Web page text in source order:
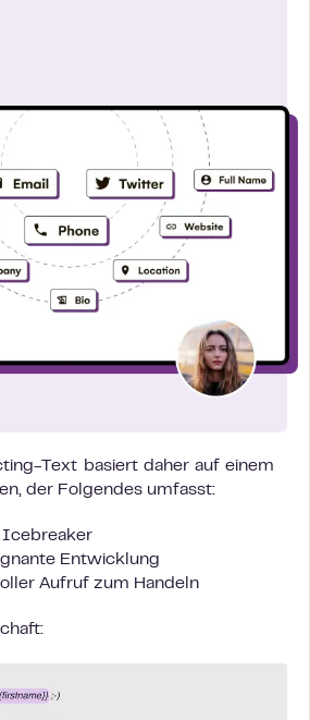
Text basiert daher auf einem
der Folgendes umfasst:
Icebreaker
Entwicklung
Aufruf zum Handeln